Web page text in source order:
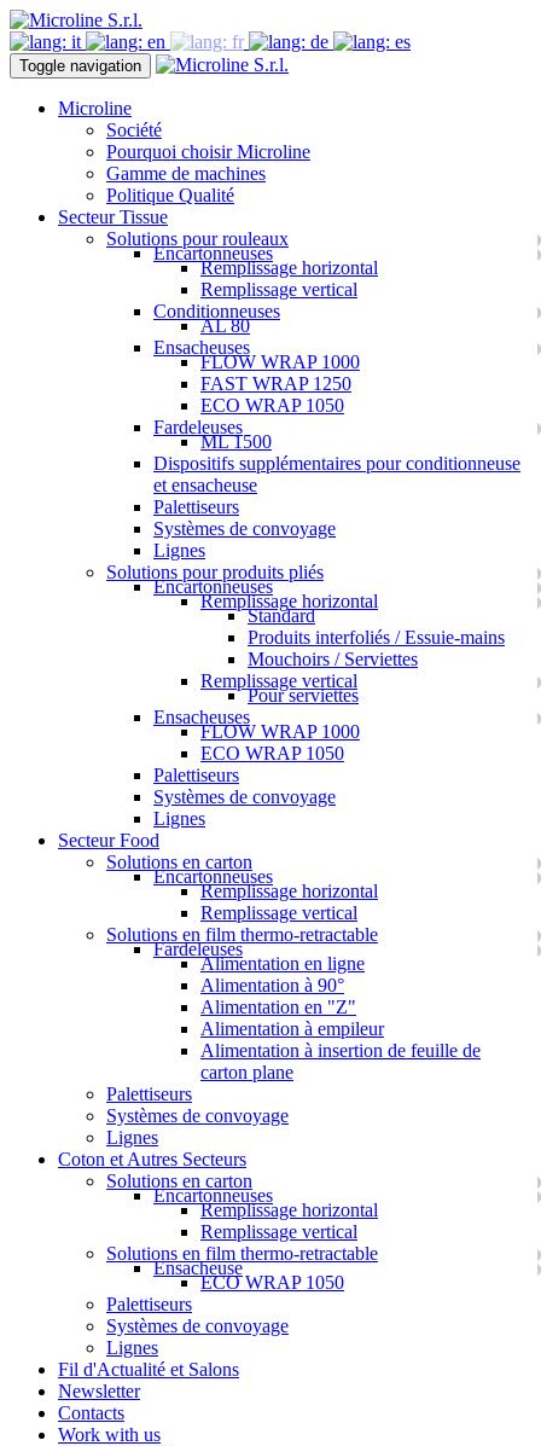
Toggle navigation
Microline
Société
Pourquoi choisir Microline
Gamme de machines
Politique Qualité
Secteur Tissue
Solutions pour rouleaux
Encartonneuses
Remplissage horizontal
Remplissage vertical
Conditionneuses
AL 80
Ensacheuses
FLOW WRAP 1000
FAST WRAP 1250
ECO WRAP 1050
Fardeleuses
ML 1500
Dispositifs supplémentaires pour conditionneuse
et ensacheuse
Palettiseurs
Systèmes de convoyage
Lignes
Solutions pour produits pliés
Encartonneuses
Remplissage horizontal
Standard
Produits interfoliés / Essuie-mains
Mouchoirs / Serviettes
Remplissage vertical
Pour serviettes
Ensacheuses
FLOW WRAP 1000
ECO WRAP 1050
Palettiseurs
Systèmes de convoyage
Lignes
Secteur Food
Solutions en carton
Encartonneuses
Remplissage horizontal
Remplissage vertical
Solutions en film thermo-retractable
Fardeleuses
Alimentation en ligne
Alimentation à 90°
Alimentation en "Z"
Alimentation à empileur
Alimentation à insertion de feuille de
carton plane
Palettiseurs
Systèmes de convoyage
Lignes
Coton et Autres Secteurs
Solutions en carton
Encartonneuses
Remplissage horizontal
Remplissage vertical
Solutions en film thermo-retractable
Ensacheuse
ECO WRAP 1050
Palettiseurs
Systèmes de convoyage
Lignes
Fil d'Actualité et Salons
Newsletter
Contacts
Work with us